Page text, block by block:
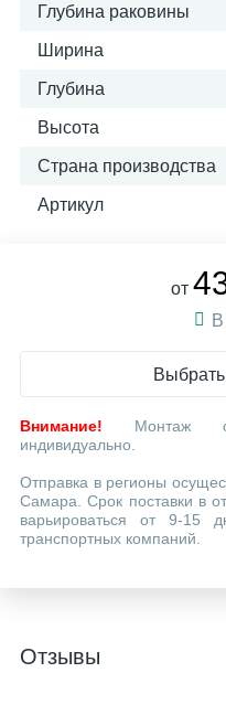
Глубина раковины
Ширина
Глубина
Высота
Страна производства
Артикул
от
Внимание! Монтаж
индивидуально.
Отправка в регионы
Самара. Срок поставки в
варьироваться от 9-15
транспортных компаний.
Отзывы